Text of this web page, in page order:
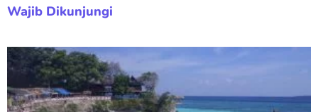
Wajib Dikunjungi